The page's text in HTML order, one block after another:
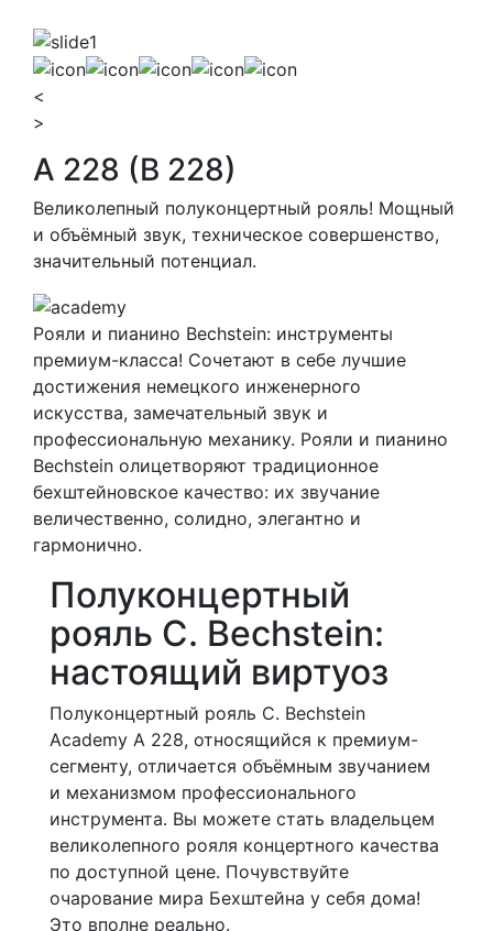
<
>
A 228 (B 228)
Великолепный полуконцертный рояль! Мощный
и объёмный звук, техническое совершенство,
значительный потенциал.
Рояли и пианино Bechstein: инструменты
премиум-класса! Сочетают в себе лучшие
достижения немецкого инженерного
искусства, замечательный звук и
профессиональную механику. Рояли и пианино
Bechstein олицетворяют традиционное
бехштейновское качество: их звучание
величественно, солидно, элегантно и
гармонично.
Полуконцертный
рояль C. Bechstein:
настоящий виртуоз
Полуконцертный рояль C. Bechstein
Academy A 228, относящийся к премиум-
сегменту, отличается объёмным звучанием
и механизмом профессионального
инструмента. Вы можете стать владельцем
великолепного рояля концертного качества
по доступной цене. Почувствуйте
очарование мира Бехштейна у себя дома!
Это вполне реально.